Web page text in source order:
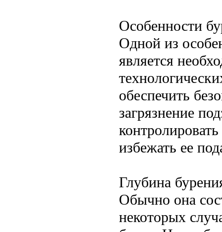
Особенности
Одной из
является
обеспечить
загрязнение
избежать ее
Глубина
Обычно она
некоторых